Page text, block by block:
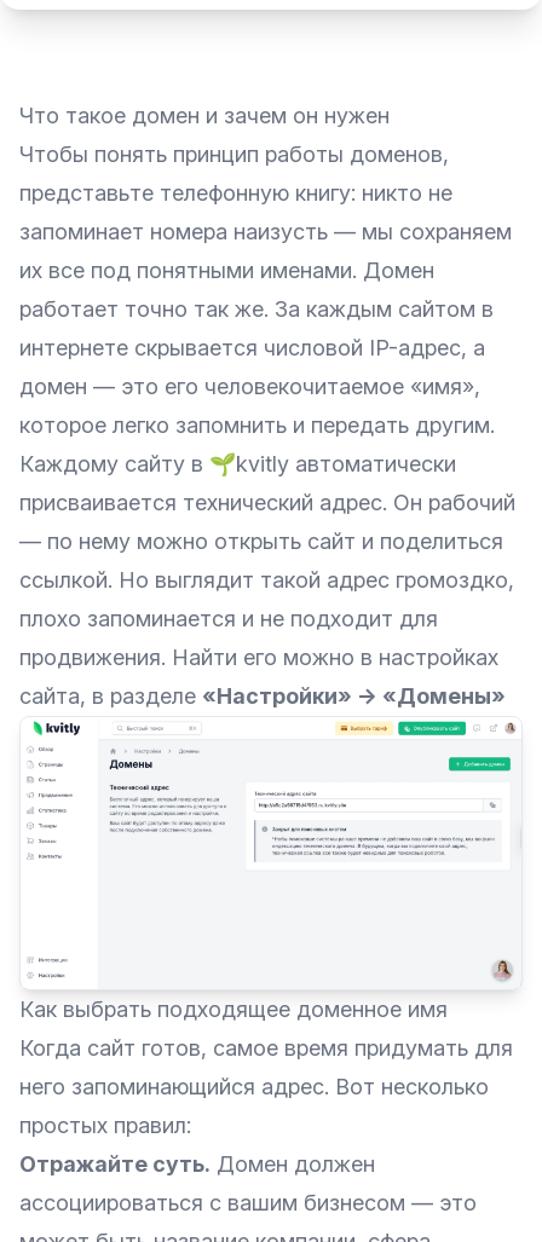
Что такое домен и зачем он нужен
Чтобы понять принцип работы доменов,
представьте телефонную книгу: никто не
запоминает номера наизусть — мы сохраняем
их все под понятными именами. Домен
работает точно так же. За каждым сайтом в
интернете скрывается числовой IP-адрес, а
домен — это его человекочитаемое «имя»,
которое легко запомнить и передать другим.
Каждому сайту в 🌱kvitly автоматически
присваивается технический адрес. Он рабочий
— по нему можно открыть сайт и поделиться
ссылкой. Но выглядит такой адрес громоздко,
плохо запоминается и не подходит для
продвижения. Найти его можно в настройках
сайта, в разделе «Настройки» -> «Домены‎»
Как выбрать подходящее доменное имя
Когда сайт готов, самое время придумать для
него запоминающийся адрес. Вот несколько
простых правил:
Отражайте суть. Домен должен
ассоциироваться с вашим бизнесом — это